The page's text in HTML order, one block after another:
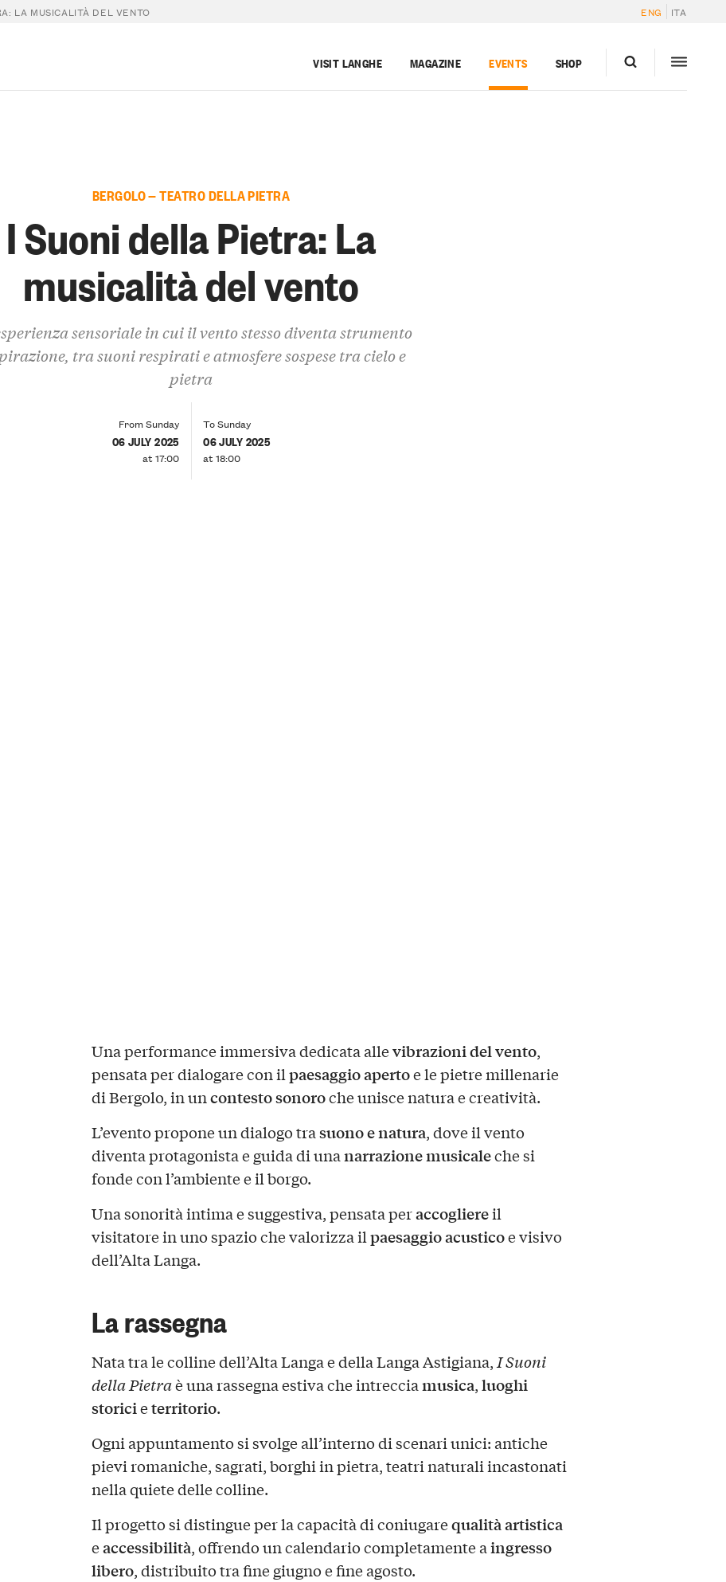
LA MUSICALITÀ DEL VENTO ENG ITA
VISIT LANGHE MAGAZINE EVENTS SHOP
BERGOLO — TEATRO DELLA PIETRA
I Suoni della Pietra: La
musicalità del vento
sensoriale in cui il vento stesso diventa strumento
tra suoni respirati e atmosfere sospese tra cielo e
pietra
From Sunday
06 JULY 2025
at 17:00
To Sunday
06 JULY 2025
at 18:00
Una performance immersiva dedicata allevibrazioni del vento,
pensata per dialogare con ilpaesaggio apertoe le pietre millenarie
di Bergolo, in uncontesto sonoroche unisce natura e creatività.
L’evento propone un dialogo trasuono e natura, dove il vento
diventa protagonista e guida di unanarrazione musicaleche si
fonde con l’ambiente e il borgo.
Una sonorità intima e suggestiva, pensata peraccogliereil
visitatore in uno spazio che valorizza ilpaesaggio acusticoe visivo
dell’Alta Langa.
La rassegna
Nata tra le colline dell’Alta Langa e della Langa Astigiana, I Suoni
della Pietraè una rassegna estiva che intrecciamusica,luoghi
storicieterritorio.
Ogni appuntamento si svolge all’interno di scenari unici: antiche
pievi romaniche, sagrati, borghi in pietra, teatri naturali incastonati
nella quiete delle colline.
Il progetto si distingue per la capacità di coniugarequalità artistica
eaccessibilità, offrendo un calendario completamente aingresso
libero, distribuito tra fine giugno e fine agosto.